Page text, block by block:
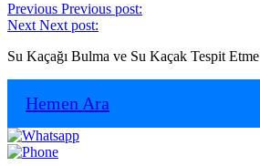
Previous Previous post:
Next Next post:
Su Kaçağı Bulma ve Su Kaçak Tespit Etme
Hemen Ara